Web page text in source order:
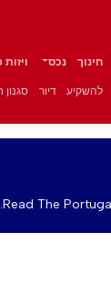
חינוך נכס
להשקיע דיור סגנון
Read The